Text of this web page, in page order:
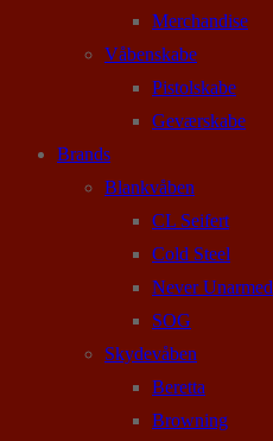
Merchandise
Våbenskabe
Pistolskabe
Geværskabe
Brands
Blankvåben
CL Seifert
Cold Steel
Never Unarmed
SOG
Skydevåben
Beretta
Browning